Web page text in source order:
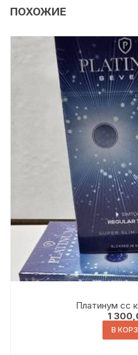
ПОХОЖИЕ
Платинум сс
1
В